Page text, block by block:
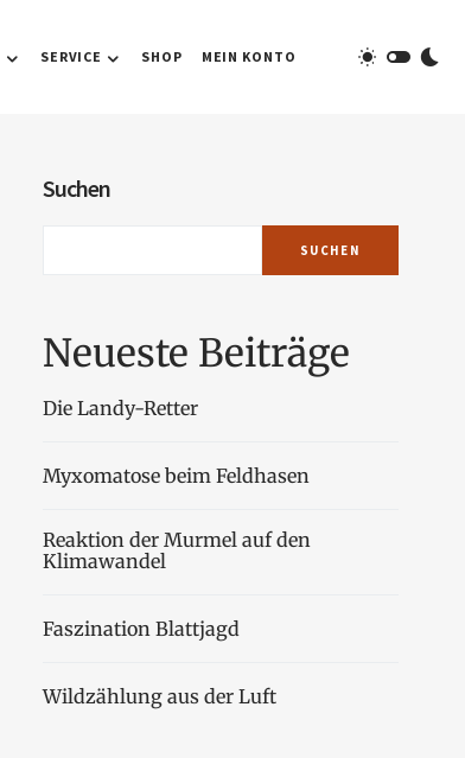
SERVICE SHOP MEIN KONTO
Suchen
SUCHEN
Neueste Beiträge
Die Landy-Retter
Myxomatose beim Feldhasen
Reaktion der Murmel auf den
Klimawandel
Faszination Blattjagd
Wildzählung aus der Luft